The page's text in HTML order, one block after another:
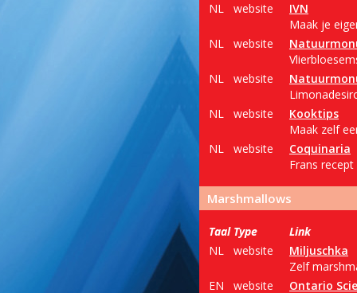
NL
website
IVN
Maak je
NL
website
NL
website
NL
website
Kooktips
Maak zelf
NL
website
Coquinaria
Frans
Marshmallows
Taal Type
Link
NL
website
Miljuschka
Zelf
EN
website
Ontario